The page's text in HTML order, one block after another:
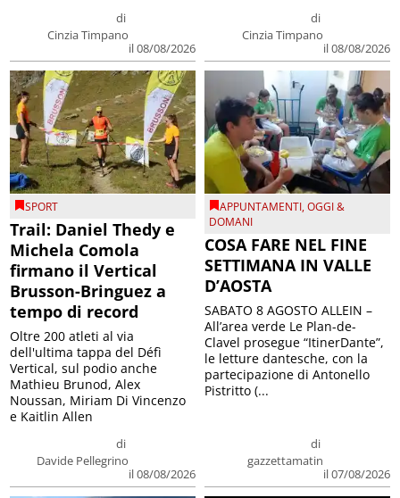
di
Cinzia Timpano
il 08/08/2026
di
Cinzia Timpano
il 08/08/2026
SPORT
Trail: Daniel Thedy e
Michela Comola
firmano il Vertical
Brusson-Bringuez a
tempo di record
di
Davide Pellegrino
il 08/08/2026
Oltre 200 atleti al via
dell'ultima tappa del Défì
Vertical, sul podio anche
Mathieu Brunod, Alex
Noussan, Miriam Di Vincenzo
e Kaitlin Allen
APPUNTAMENTI,OGGI &
DOMANI
COSA FARE NEL FINE
SETTIMANA IN VALLE
D’AOSTA
di
gazzettamatin
il 07/08/2026
SABATO 8 AGOSTO ALLEIN –
All’area verde Le Plan-de-
Clavel prosegue “ItinerDante”,
le letture dantesche, con la
partecipazione di Antonello
Pistritto (...